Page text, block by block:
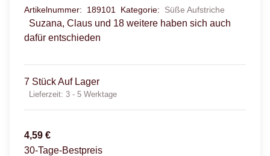
Artikelnummer: 189101 Kategorie: Süße Aufstriche
Suzana, Claus und 18 weitere haben sich auch
dafür entschieden
7 Stück Auf Lager
Lieferzeit: 3 - 5 Werktage
4,59 €
30-Tage-Bestpreis